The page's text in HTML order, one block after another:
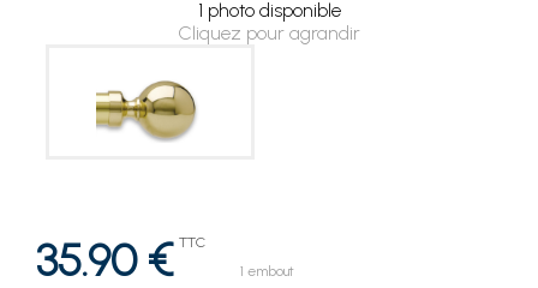
1 photo disponible
Cliquez pour agrandir
35.90 € TTC
1 embout